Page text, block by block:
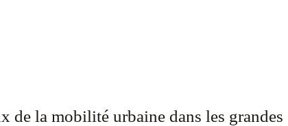
de la mobilité urbaine dans les grandes